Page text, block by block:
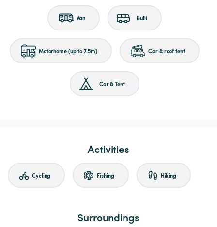
Van Bulli
Motorhome (up to 7.5m) Car & roof tent
Car & Tent
Activities
Cycling Fishing Hiking
Surroundings